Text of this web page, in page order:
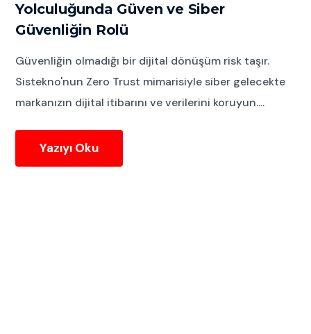
Yolculuğunda Güven ve Siber
Güvenliğin Rolü
Güvenliğin olmadığı bir dijital dönüşüm risk taşır.
Sistekno'nun Zero Trust mimarisiyle siber gelecekte
markanızın dijital itibarını ve verilerini koruyun....
Yazıyı Oku